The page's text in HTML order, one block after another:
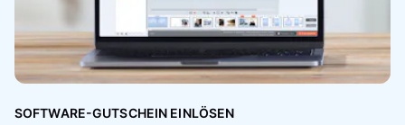
SOFTWARE-GUTSCHEIN EINLÖSEN